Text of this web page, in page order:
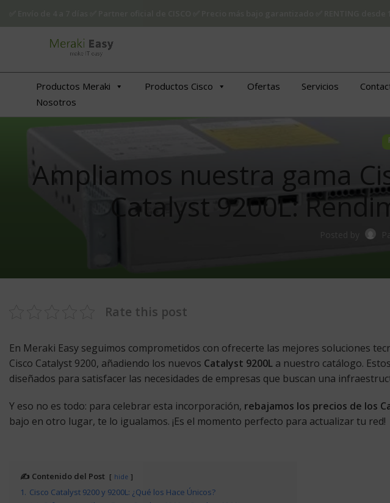
Productos Meraki Productos Cisco Ofertas Servicios
Nosotros
Ampliamos nuestra gama
Catalyst 9200L:
Rate this post
En Meraki Easy seguimos comprometidos con ofrecerte las mejores soluciones
Cisco Catalyst 9200, añadiendo los nuevos Catalyst 9200L a nuestro catálogo.
diseñados para satisfacer las necesidades de empresas que buscan una
Y eso no es todo: para celebrar esta incorporación, rebajamos los precios de los
bajo en otro lugar, te lo igualamos. ¡Es el momento perfecto para actualizar tu red!
✍️ Contenido del Post hide
1. Cisco Catalyst 9200 y 9200L: ¿Qué los Hace Únicos?